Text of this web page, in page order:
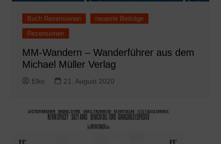
Buch Rezensionen
neueste Beiträge
Rezensionen
MM-Wandern – Wanderführer aus dem
Michael Müller Verlag
Elke 21. August 2020